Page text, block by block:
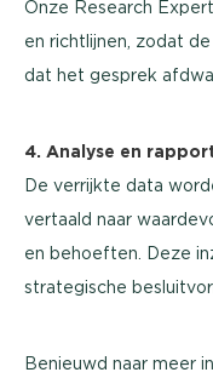
Onze Research
en richtlijnen, zodat
dat het gesprek
4. Analyse en
De verrijkte data
vertaald naar
en behoeften. Deze
strategische
Benieuwd naar meer